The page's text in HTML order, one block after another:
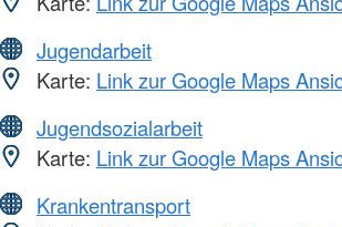
Jugendarbeit
Karte: Link zur Google Maps
Jugendsozialarbeit
Karte: Link zur Google Maps
Krankentransport